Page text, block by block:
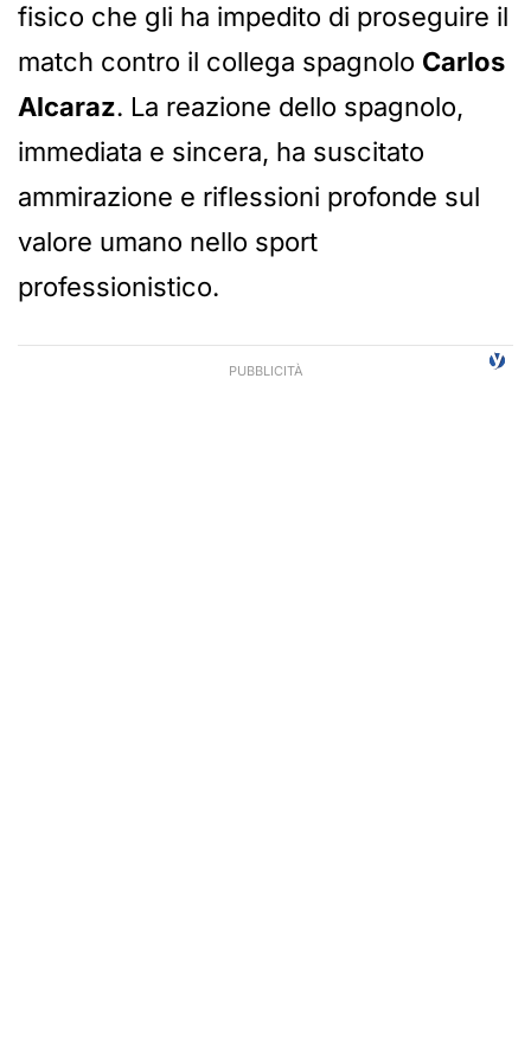
fisico che gli ha impedito di proseguire il
match contro il collega spagnolo Carlos
Alcaraz. La reazione dello spagnolo,
immediata e sincera, ha suscitato
ammirazione e riflessioni profonde sul
valore umano nello sport
professionistico.